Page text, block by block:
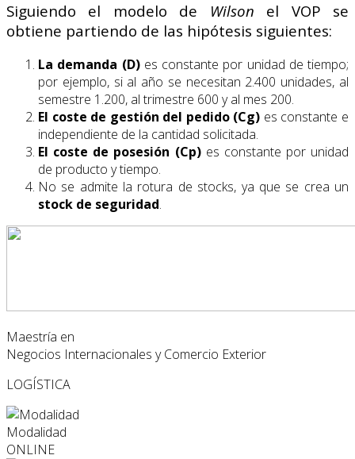
Siguiendo el modelo de Wilson el VOP se
obtiene partiendo de las hipótesis siguientes:
La demanda (D)es constante por unidad de tiempo;
por ejemplo, si al año se necesitan 2.400 unidades, al
semestre 1.200, al trimestre 600 y al mes 200.
El coste de gestión del pedido (Cg) es constante e
independiente de la cantidad solicitada.
El coste de posesión (Cp)es constante por unidad
de producto y tiempo.
No se admite la rotura de stocks, ya que se crea un
stock de seguridad.
Maestría en
Negocios Internacionales y Comercio Exterior
LOGÍSTICA
Modalidad
ONLINE